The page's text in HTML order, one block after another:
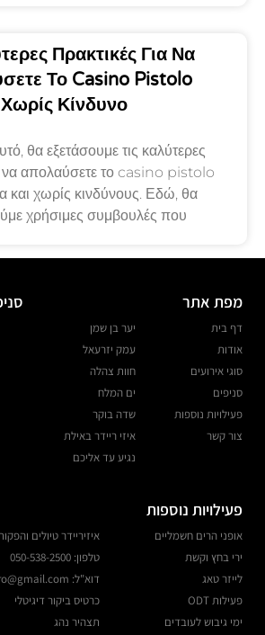
Πρακτικές Για Να
Το Casino Pistolo
Χωρίς Κίνδυνο
θα εξετάσουμε τις καλύτερες
να απολαύσετε το casino pistolo
και χωρίς κινδύνους. Εδώ, θα
χρήσιμες συμβουλές που
מפת אתר
דף בית
אודות
סוגי אירועים
סניפים
פעילויות נוספות
צור קשר
יער בן שמן
עמק יזרעאל
חוות צהלה
ים המלח
שדה בוקר
איזי ריידר באילת
נגיע עד אליכם
פעילויות נוספות
אופני הרים חשמליים
ירי בחץ וקשת
לייזר טאג
פעילות ODT
ימי גיבוש לעובדים
איזיריידר טיולים
טלפון: 050-538-2500
דוא"ל: Ezraiderpro@gmail.com
כרטיס ביקור דיגיטלי
תצהיר נהג